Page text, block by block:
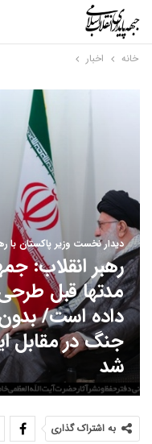
خانه اخبار
دیدار نخست وزیر پاکستان با
رهبر انقلاب:
مدتها قبل
داده است/
جنگ در مقابل
شد
به اشتراک گذاری